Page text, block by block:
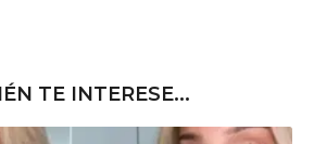
TE INTERESE...